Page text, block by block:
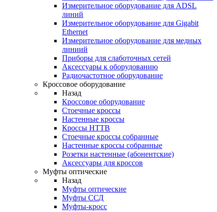
Измерительное оборудование для ADSL
линий
Измерительное оборудование для Gigabit
Ethernet
Измерительное оборудование для медных
линиий
Приборы для слаботочных сетей
Аксессуары к оборудованию
Радиочастотное оборудование
Кроссовое оборудование
Назад
Кроссовое оборудование
Стоечные кроссы
Настенные кроссы
Кроссы HTTB
Стоечные кроссы собранные
Настенные кроссы собранные
Розетки настенные (абонентские)
Аксессуары для кроссов
Муфты оптические
Назад
Муфты оптические
Муфты ССД
Муфты-кросс